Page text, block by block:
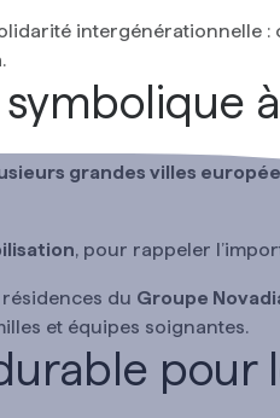
intergénérationnelle
.
grandes villes
, pour rappeler
résidences du Groupe
et équipes soignantes.
pour